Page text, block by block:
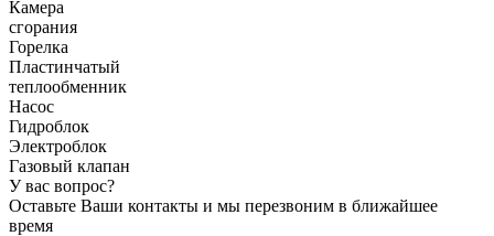
Камера
сгорания
Горелка
Пластинчатый
теплообменник
Насос
Гидроблок
Электроблок
Газовый клапан
У вас вопрос?
Оставьте Ваши контакты и мы перезвоним в ближайшее
время